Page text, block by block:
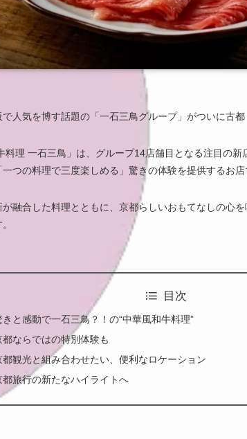
人気を博す話題の「一石三鳥グループ」がついに古都
料理 一石三鳥」は、グループ14店舗目となる注目の
つの料理で三度楽しめる」驚きの体験を提供するお店
が融合した料理とともに、京都らしいおもてなしの心
目次
きと感動で一石三鳥？！の“中華風和牛料理”
都ならではの特別体験も
都観光と組み合わせたい、便利なロケーション
都旅行の新たなハイライトへ